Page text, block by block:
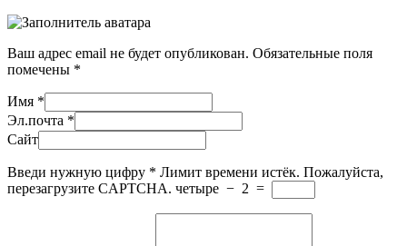
Ваш адрес email не будет опубликован. Обязательные поля
помечены *
Имя *
Эл.почта *
Сайт
Введи нужную цифру * Лимит времени истёк. Пожалуйста,
перезагрузите CAPTCHA. четыре − 2 =